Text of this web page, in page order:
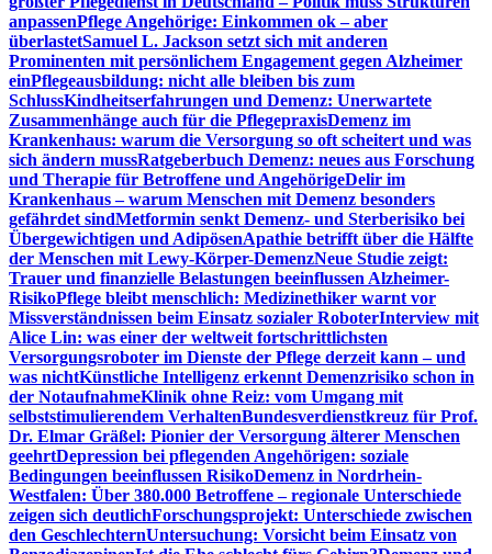
anpassenPflege Angehörige: Einkommen ok – aber
überlastetSamuel L. Jackson setzt sich mit anderen
Prominenten mit persönlichem Engagement gegen Alzheimer
einPflegeausbildung: nicht alle bleiben bis zum
SchlussKindheitserfahrungen und Demenz: Unerwartete
Zusammenhänge auch für die PflegepraxisDemenz im
Krankenhaus: warum die Versorgung so oft scheitert und was
sich ändern mussRatgeberbuch Demenz: neues aus Forschung
und Therapie für Betroffene und AngehörigeDelir im
Krankenhaus – warum Menschen mit Demenz besonders
gefährdet sindMetformin senkt Demenz- und Sterberisiko bei
Übergewichtigen und AdipösenApathie betrifft über die Hälfte
der Menschen mit Lewy-Körper-DemenzNeue Studie zeigt:
Trauer und finanzielle Belastungen beeinflussen Alzheimer-
RisikoPflege bleibt menschlich: Medizinethiker warnt vor
Missverständnissen beim Einsatz sozialer RoboterInterview mit
Alice Lin: was einer der weltweit fortschrittlichsten
Versorgungsroboter im Dienste der Pflege derzeit kann – und
was nichtKünstliche Intelligenz erkennt Demenzrisiko schon in
der NotaufnahmeKlinik ohne Reiz: vom Umgang mit
selbststimulierendem VerhaltenBundesverdienstkreuz für Prof.
Dr. Elmar Gräßel: Pionier der Versorgung älterer Menschen
geehrtDepression bei pflegenden Angehörigen: soziale
Bedingungen beeinflussen RisikoDemenz in Nordrhein-
Westfalen: Über 380.000 Betroffene – regionale Unterschiede
zeigen sich deutlichForschungsprojekt: Unterschiede zwischen
den GeschlechternUntersuchung: Vorsicht beim Einsatz von